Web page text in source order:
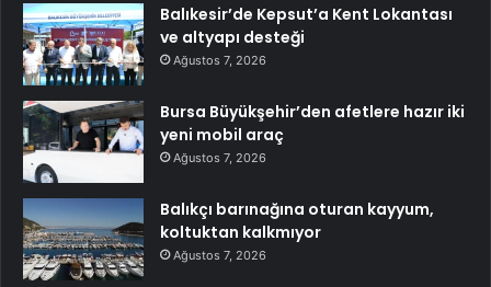
Balıkesir’de Kepsut’a Kent Lokantası
ve altyapı desteği
Ağustos 7, 2026
Bursa Büyükşehir’den afetlere hazır iki
yeni mobil araç
Ağustos 7, 2026
Balıkçı barınağına oturan kayyum,
koltuktan kalkmıyor
Ağustos 7, 2026